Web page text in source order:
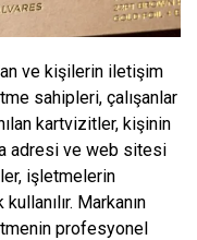
ve kişilerin iletişim
sahipleri, çalışanlar
kartvizitler, kişinin
adresi ve web sitesi
işletmelerin
Markanın
profesyonel